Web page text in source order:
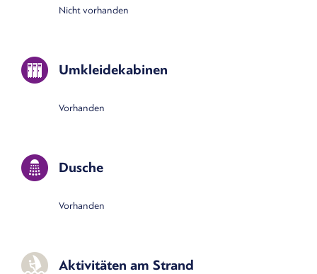
Nicht vorhanden
Umkleidekabinen
Vorhanden
Dusche
Vorhanden
Aktivitäten am Strand